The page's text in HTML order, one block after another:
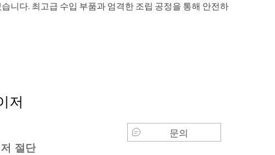
니다. 최고급 수입 부품과 엄격한 조립 공정을 통해 안전하
저
절단
문의